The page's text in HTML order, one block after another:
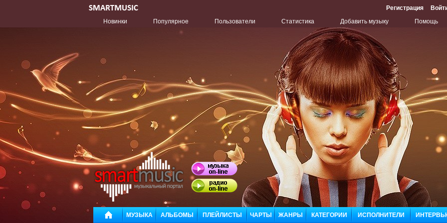
Регистрация
Новинки
Популярное Пользователи Статистика Добавить музыку Помощь
МУЗЫКА АЛЬБОМЫ ПЛЕЙЛИСТЫ ЧАРТЫ ЖАНРЫ КАТЕГОРИИ ИСПОЛНИТЕЛИ